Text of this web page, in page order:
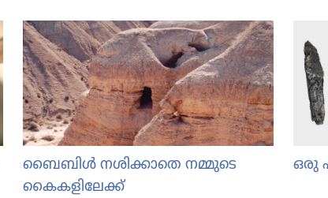
ബൈബിൾ നശിക്കാ​തെ നമ്മുടെ
കൈക​ളി​ലേക്ക്‌
ഒരു